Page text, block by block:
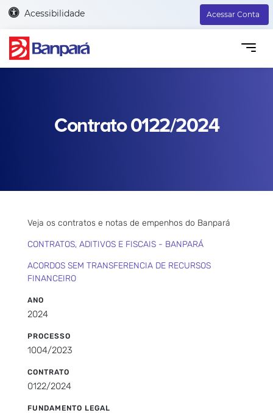
Acessibilidade Acessar Conta
Contrato 0122/2024
Veja os contratos e notas de empenhos do Banpará
CONTRATOS, ADITIVOS E FISCAIS - BANPARÁ
ACORDOS SEM TRANSFERENCIA DE RECURSOS
FINANCEIRO
ANO
2024
PROCESSO
1004/2023
CONTRATO
0122/2024
FUNDAMENTO LEGAL